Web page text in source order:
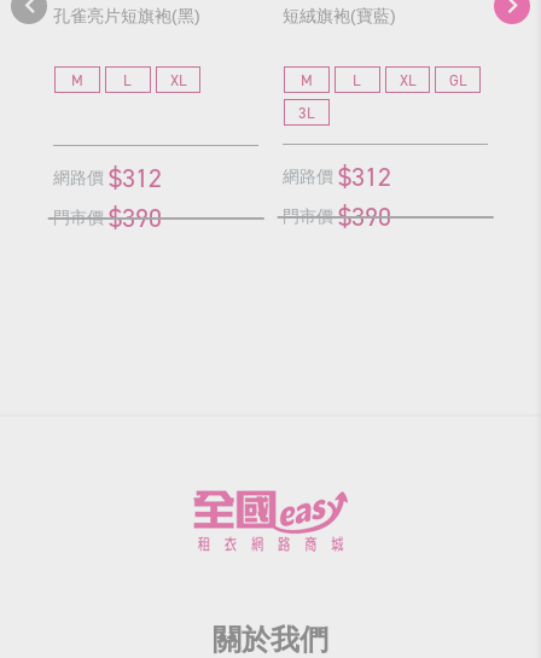
孔雀亮片短旗袍(黑)
M L XL
網路價 $312
門市價 $390
短絨旗袍(寶藍)
M L XL
GL
3L
網路價 $312
門市價 $390
粉
關於我們